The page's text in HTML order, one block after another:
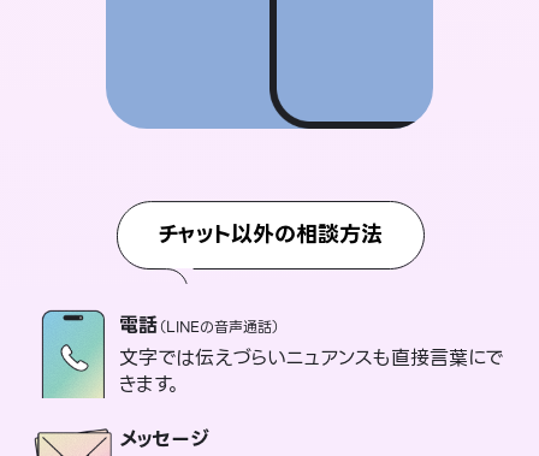
チャット以外の相談方法
電話（LINEの音声通話）
文字では伝えづらいニュアンスも直接言葉にで
きます。
メッセージ